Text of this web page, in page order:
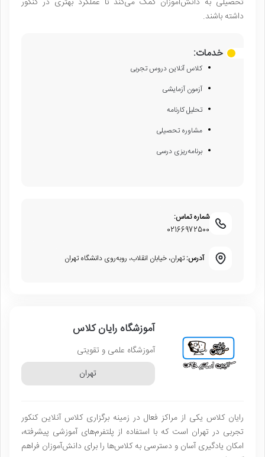
داشته باشند.
خدمات:
کلاس آنلاین دروس تجربی
آزمون آزمایشی
تحلیل کارنامه
مشاوره تحصیلی
برنامه‌ریزی درسی
شماره تماس:
02166972500
آدرس:تهران، خیابان انقلاب، روبه‌روی دانشگاه تهران
آموزشگاه رایان کلاس
آموزشگاه علمی و تقویتی
تهران
رایان کلاس یکی از مراکز فعال در زمینه برگزاری کلاس آنلاین کنکور
تجربی در تهران است که با استفاده از پلتفرم‌های آموزشی پیشرفته،
امکان یادگیری آسان و دسترسی به کلاس‌ها را برای دانش‌آموزان فراهم